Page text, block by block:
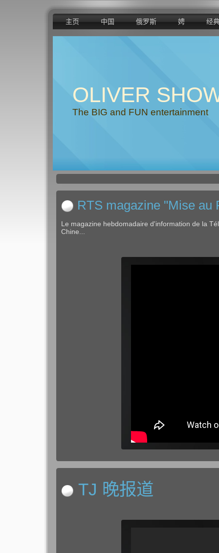
主页 中国 俄罗斯 娉 经
OLIVER
The BIG and FUN entertainment
RTS magazine "Mise au
Le magazine hebdomadaire d'information de la
Chine...
TJ 晚报道